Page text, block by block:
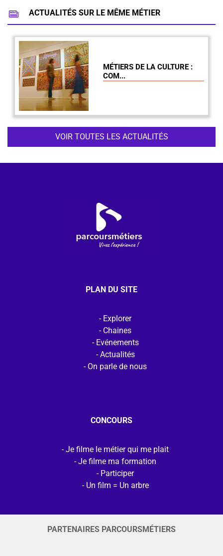
ACTUALITÉS SUR LE MÊME MÉTIER
MÉTIERS DE LA CULTURE :
COM...
VOIR TOUTES LES ACTUALITÉS
PLAN DU SITE
Explorer
Chaines
Evénements
Actualités
On parle de nous
CONCOURS
Je filme le métier qui me plait
Je filme ma formation
Participer
Un film = Un arbre
PARTENAIRES PARCOURSMÉTIERS